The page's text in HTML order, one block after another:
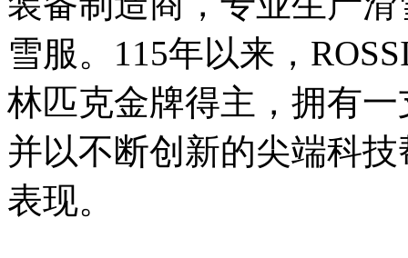
雪服。115年以来，
林匹克金牌得主，拥有
并以不断创新的尖端科
表现。